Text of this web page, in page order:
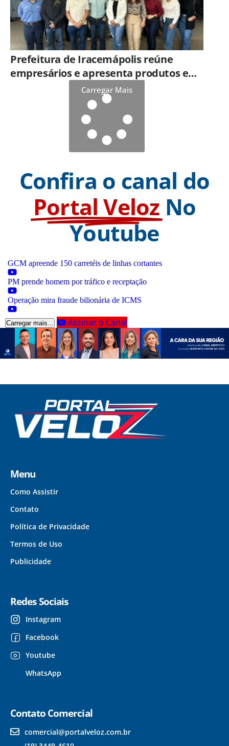
Prefeitura de Iracemápolis reúne
empresários e apresenta produtos e
serviços do Governo do Estado
Carregar Mais
Confira o canal do
Portal Veloz No
Youtube
GCM apreende 150 carretéis de linhas cortantes
PM prende homem por tráfico e receptação
Operação mira fraude bilionária de ICMS
Carregar mais... Assinar o Canal
Menu
Como Assistir
Contato
Política de Privacidade
Termos de Uso
Publicidade
Redes Sociais
Instagram
Facebook
Youtube
WhatsApp
Contato Comercial
comercial@portalveloz.com.br